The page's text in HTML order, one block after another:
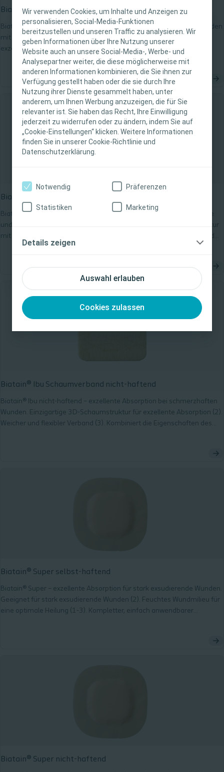
Wir verwenden Cookies, um Inhalte und Anzeigen zu
personalisieren, Social-Media-Funktionen
bereitzustellen und unseren Traffic zu analysieren. Wir
geben Informationen über Ihre Nutzung unserer
Website auch an unsere Social-Media-, Werbe- und
Analysepartner weiter, die diese möglicherweise mit
anderen Informationen kombinieren, die Sie ihnen zur
Verfügung gestellt haben oder die sie durch Ihre
Nutzung ihrer Dienste gesammelt haben, unter
anderem, um Ihnen Werbung anzuzeigen, die für Sie
relevanter ist. Sie haben das Recht, Ihre Einwilligung
jederzeit zu widerrufen oder zu ändern, indem Sie auf
„Cookie-Einstellungen“ klicken. Weitere Informationen
finden Sie in unserer Cookie-Richtlinie und
Datenschutzerklärung.
Auswahl erlauben
Cookies zulassen
Notwendig Präferenzen
Statistiken Marketing
Details zeigen
WICHTIGER HINWEIS
Diese Website richtet sich nur an medizinisches
Fachpersonal. Der Inhalt der Website ist für
fachliche Informations- und Fortbildungszwecke
bestimmt. Coloplast bietet keinen individuellen
medizinischen Rat. Die Verantwortung für die
individuelle Patientenversorgung liegt beim
medizinischen Fachpersonal. Detaillierte
Produktinformationen zu den vorgestellten
Produkten, einschließlich Anwendungshinweise,
Vorsichtsmaßnahmen und Warnhinweisen,
finden Sie in der Gebrauchsanweisung (IFU) des
Produkts, die vor der Verwendung sorgfältig zu
Ich bin eine medizinische Fachkraft
Biatain® Ag Schaumverband nicht-haftend
Biatain® Ag nicht-haftend – Exzellente Absorption für infizierte Wunden
mit besonders fragiler Haut. Einzigartige 3D-Schaumstruktur für
exzellente Absorption. Konzipiert um Infektionen zu verhindern.
Patentierter Silberkomplex mit breitem antibakteriellem Wirkspektrum.
Anhaltende antibakterielle Wirkung während der gesamten Tragezeit.
Biatain® Ibu Schaumverband sanft-haftend
Biatain® Ibu sanft-haftend – exzellente Absorption für schmerzhafte
und schwer zu versorgende Wunden. Einzigartige 3D-Schaumstruktur
mit exzellenter Absorption (3). Weicher und flexibler Schaumverband
(1). Kombiniert die Eigenschaften des Biatain Schaumverbands mit der
schmerzhaft sein (2,4,5).
Biatain® Ibu Schaumverband nicht-haftend
Biatain® Ibu nicht-haftend – exzellente Absorption bei schmerzhaften
Wunden. Einzigartige 3D-Schaumstruktur für exzellente Absorption (2).
Weicher und flexibler Verband (3). Kombiniert die Eigenschaften des
Biatain® Super selbst-haftend
Biatain® Super – exzellente Absorption für stark exsudierende Wunden.
Geeignet für stark exsudierende Wunden (2). Feuchtes Wundmilieu für
eine optimale Heilung (1-3). Kompletter, einfach anwendbarer
Biatain® Super nicht-haftend